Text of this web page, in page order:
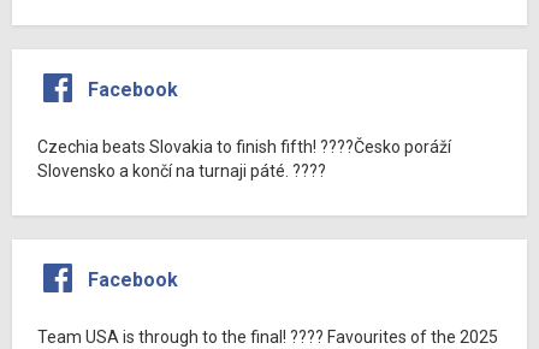
Facebook
Czechia beats Slovakia to finish fifth! ????Česko poráží
Slovensko a končí na turnaji páté. ????
Facebook
Team USA is through to the final! ???? Favourites of the 2025